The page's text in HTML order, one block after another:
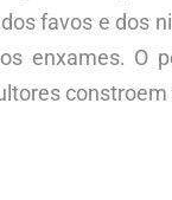
favos e dos
enxames. O